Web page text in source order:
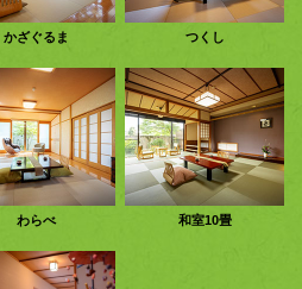
かざぐるま つくし
わらべ 和室10畳